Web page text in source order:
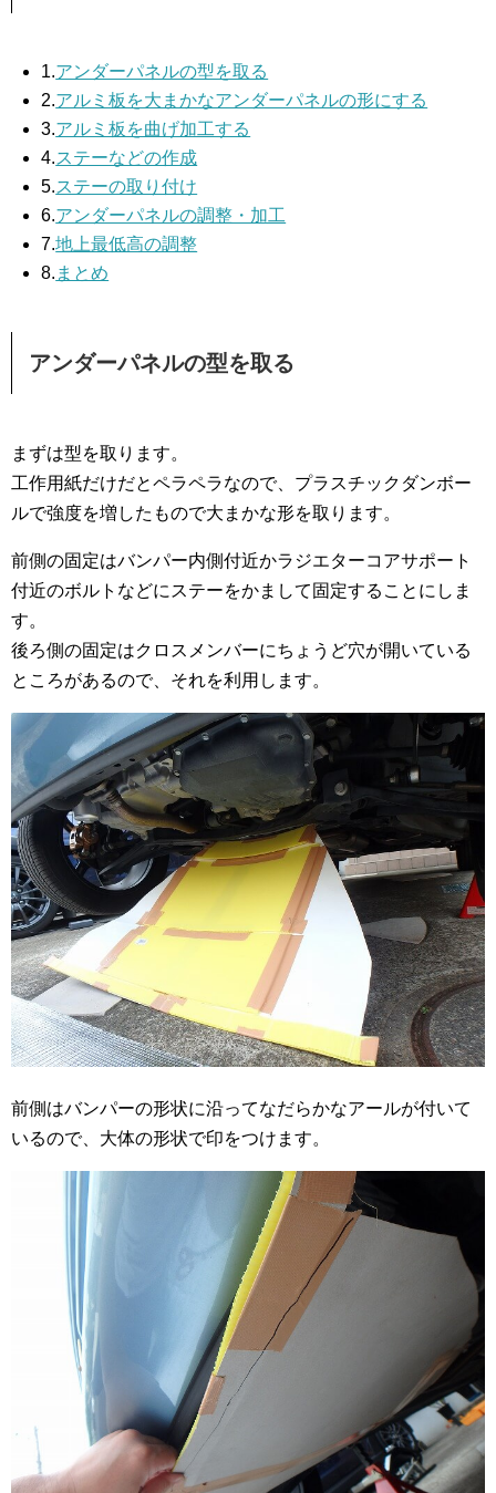
1.アンダーパネルの型を取る
2.アルミ板を大まかなアンダーパネルの形にする
3.アルミ板を曲げ加工する
4.ステーなどの作成
5.ステーの取り付け
6.アンダーパネルの調整・加工
7.地上最低高の調整
8. まとめ
アンダーパネルの型を取る
まずは型を取ります。
工作用紙だけだとペラペラなので、プラスチックダンボー
ルで強度を増したもので大まかな形を取ります。
前側の固定はバンパー内側付近かラジエターコアサポート
付近のボルトなどにステーをかまして固定することにしま
す。
後ろ側の固定はクロスメンバーにちょうど穴が開いている
ところがあるので、それを利用します。
前側はバンパーの形状に沿ってなだらかなアールが付いて
いるので、大体の形状で印をつけます。